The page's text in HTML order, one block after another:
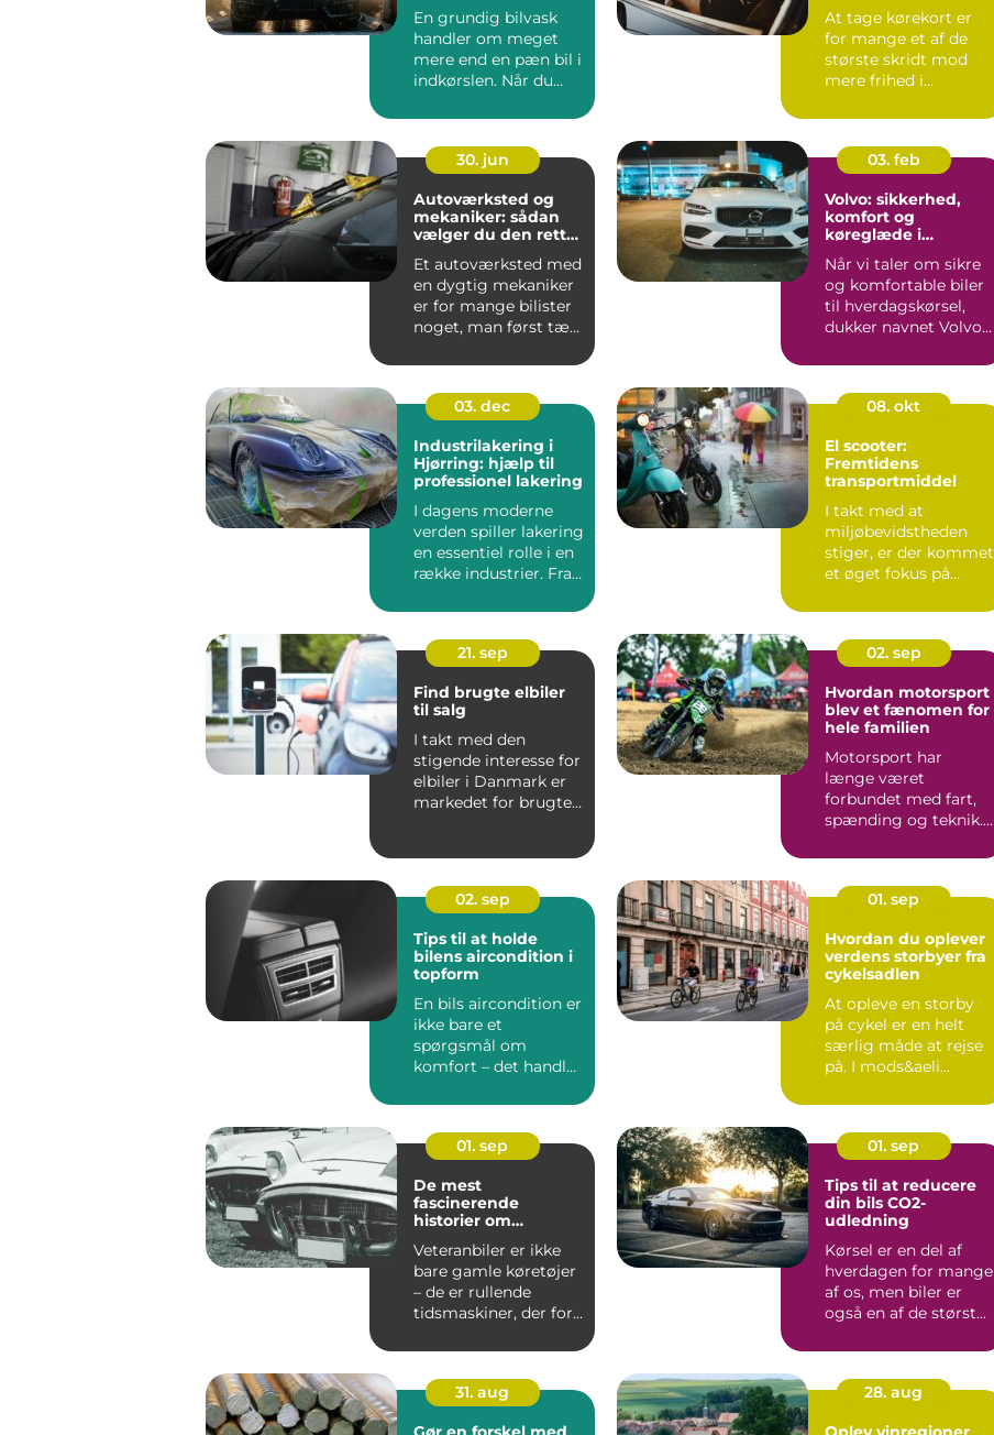
En grundig bilvask
handler om meget
mere end en pæn bil i
indkørslen. Når du
fjerner...
At tage kørekort er
for mange et af de
største skridt mod
mere frihed i
om du går ...
30. jun
Autoværksted og
mekaniker: sådan
vælger du den rette
Et autoværksted med
en dygtig mekaniker
er for mange bilister
noget, man først tæ...
03. feb
Volvo: sikkerhed,
komfort og
køreglæde i
Når vi taler om sikre
og komfortable biler
til hverdagskørsel,
dukker navnet Volvo
03. dec
Industrilakering i
Hjørring: hjælp til
professionel lakering
I dagens moderne
verden spiller lakering
en essentiel rolle i en
række industrier. Fra
08. okt
El scooter:
Fremtidens
transportmiddel
I takt med at
miljøbevidstheden
stiger, er der kommet
et øget fokus på
21. sep
Find brugte elbiler
til salg
I takt med den
stigende interesse for
elbiler i Danmark er
markedet for brugte
02. sep
Hvordan motorsport
blev et fænomen for
hele familien
Motorsport har
længe været
forbundet med fart,
spænding og teknik.
02. sep
Tips til at holde
bilens aircondition i
topform
En bils aircondition er
ikke bare et
spørgsmål om
komfort – det handler
01. sep
Hvordan du oplever
verdens storbyer fra
cykelsadlen
At opleve en storby
på cykel er en helt
særlig måde at rejse
på. I mods&aeli...
01. sep
De mest
fascinerende
historier om
Veteranbiler er ikke
bare gamle køretøjer
– de er rullende
tidsmaskiner, der for...
01. sep
Tips til at reducere
din bils CO2-
udledning
Kørsel er en del af
hverdagen for mange
af os, men biler er
også en af de størst...
31. aug
28. aug